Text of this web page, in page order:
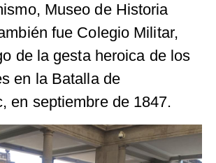
Museo de Historia
fue Colegio Militar,
de la gesta heroica de los
en la Batalla de
en septiembre de 1847.